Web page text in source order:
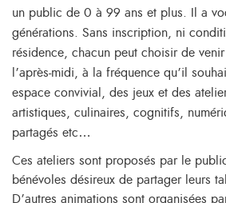
un public de 0 à 99 ans et plus. Il a
générations. Sans inscription, ni
résidence, chacun peut choisir de
l’après-midi, à la fréquence qu’il
espace convivial, des jeux et des
artistiques, culinaires, cognitifs,
partagés etc…
Ces ateliers sont proposés par le
bénévoles désireux de partager leurs
D’autres animations sont organisées